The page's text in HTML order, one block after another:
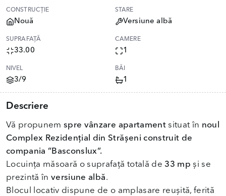
CONSTRUCȚIE
Nouă
STARE
Versiune albă
SUPRAFAȚĂ
33.00
CAMERE
1
NIVEL
3/9
BĂI
1
Descriere
Vă propunemspre vânzare apartamentsituat în noul
Complex Rezidențial din Strășeni construit de
compania ”Basconslux”.
Locuința măsoară o suprafață totală de33 mp și se
prezintă înversiune albă.
Blocul locativ dispune de o amplasare reușită, ferită